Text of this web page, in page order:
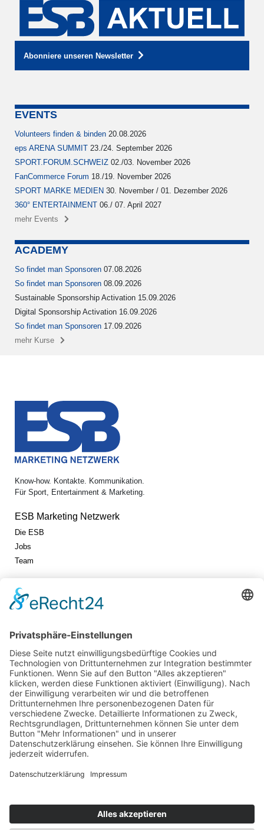
Abonniere unseren Newsletter
EVENTS
Volunteers finden & binden 20.08.2026
eps ARENA SUMMIT 23./24. September 2026
SPORT.FORUM.SCHWEIZ 02./03. November 2026
FanCommerce Forum 18./19. November 2026
SPORT MARKE MEDIEN 30. November / 01. Dezember 2026
360° ENTERTAINMENT 06./ 07. April 2027
mehr Events
ACADEMY
So findet man Sponsoren 07.08.2026
So findet man Sponsoren 08.09.2026
Sustainable Sponsorship Activation 15.09.2026
Digital Sponsorship Activation 16.09.2026
So findet man Sponsoren 17.09.2026
mehr Kurse
Know-how. Kontakte. Kommunikation.
Für Sport, Entertainment & Marketing.
ESB Marketing Netzwerk
Die ESB
Jobs
Team
Jetzt vernetzen!
Die ESB auf LinkedIn
Newsletter abonnieren
Events
360° ENTERTAINMENT
eps ARENA SUMMIT
FANCOMMERCE FORUM
MARKENFESTIVAL
Markenforum
SCHWEIZER MARKENKONGRESS
SPORT.FORUM.SCHWEIZ